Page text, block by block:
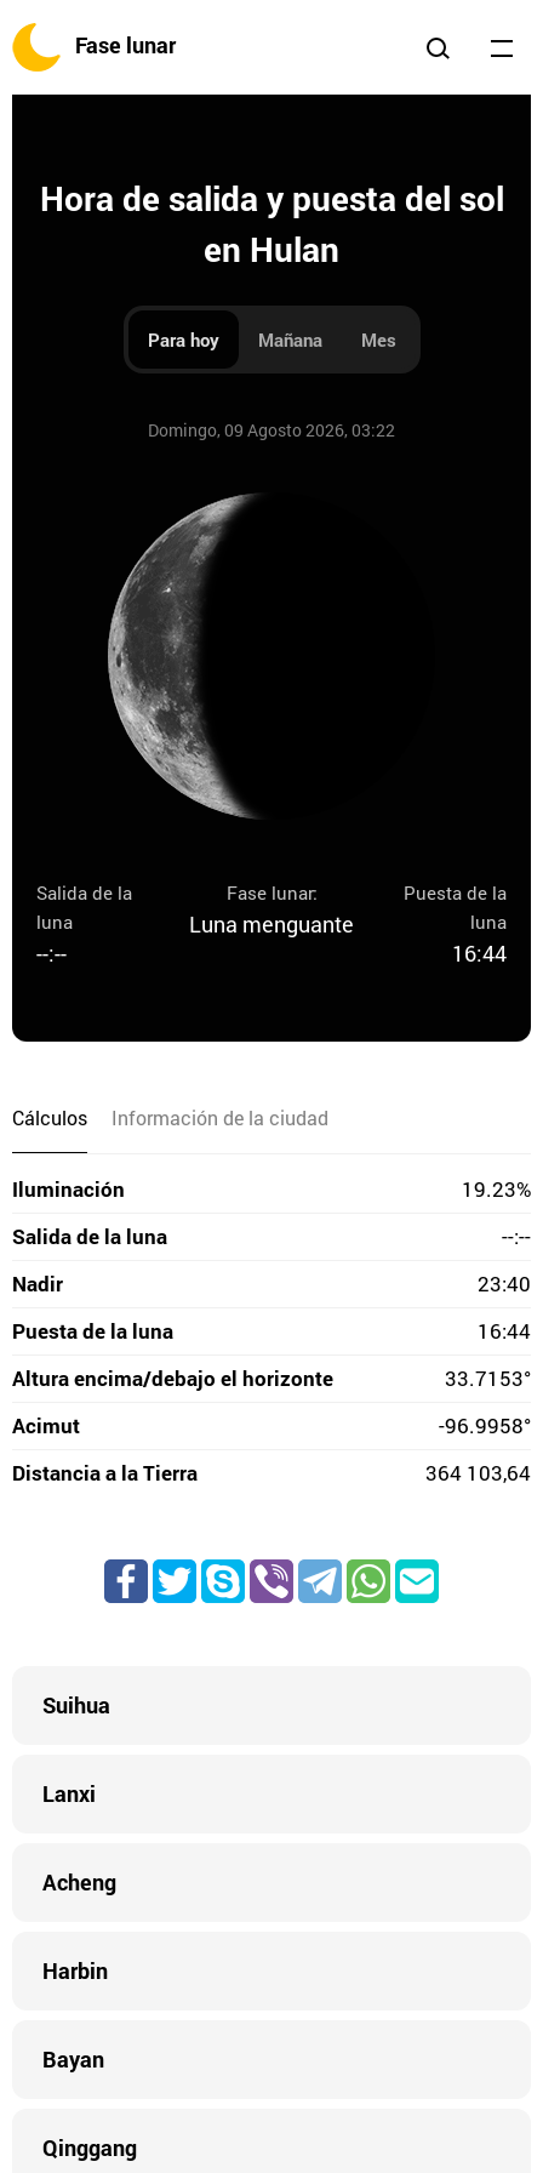
Fase lunar
Hora de salida y puesta del sol
en Hulan
Para hoy Mañana Mes
Domingo, 09 Agosto 2026, 03:22
Salida de la
luna
--:--
Fase lunar:
Luna menguante
Puesta de la
luna
16:44
Cálculos Información de la ciudad
Iluminación
19.23%
Salida de la luna
--:--
Nadir
23:40
Puesta de la luna
16:44
Altura encima/debajo el horizonte
33.7153°
Acimut
-96.9958°
Distancia a la Tierra
364 103,64
Suihua
Lanxi
Acheng
Harbin
Bayan
Qinggang